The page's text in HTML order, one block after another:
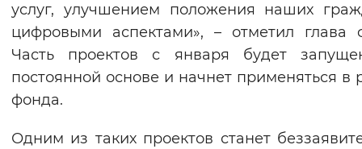
Воспроизвести Остановить
Вернуть стандартные настройки
услуг, улучшением положения наших
цифровыми аспектами», – отметил глава
Часть проектов с января будет
постоянной основе и начнет применяться в
фонда.
Одним из таких проектов станет